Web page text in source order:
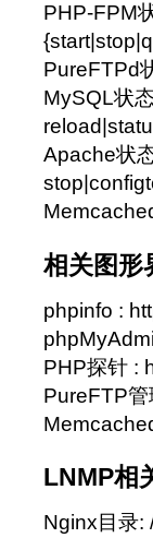
PHP-FPM
PureFTPd
MySQL状
Apache状
相关图形
phpinfo :
PHP探针 :
PureFTP
LNMP相
Nginx目录: